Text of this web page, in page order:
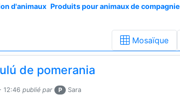
d'animaux Produits pour animaux de compagnie
Mosaïque
de pomerania
12:46 publié par P Sara